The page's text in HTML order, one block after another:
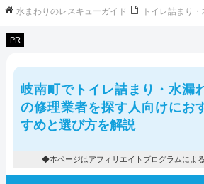
水まわりのレスキューガイド トイレ詰まり
PR
岐南町でトイレ詰まり・水漏
の修理業者を探す人向けにお
すめと選び方を解説
◆本ページはアフィリエイトプログラムによ